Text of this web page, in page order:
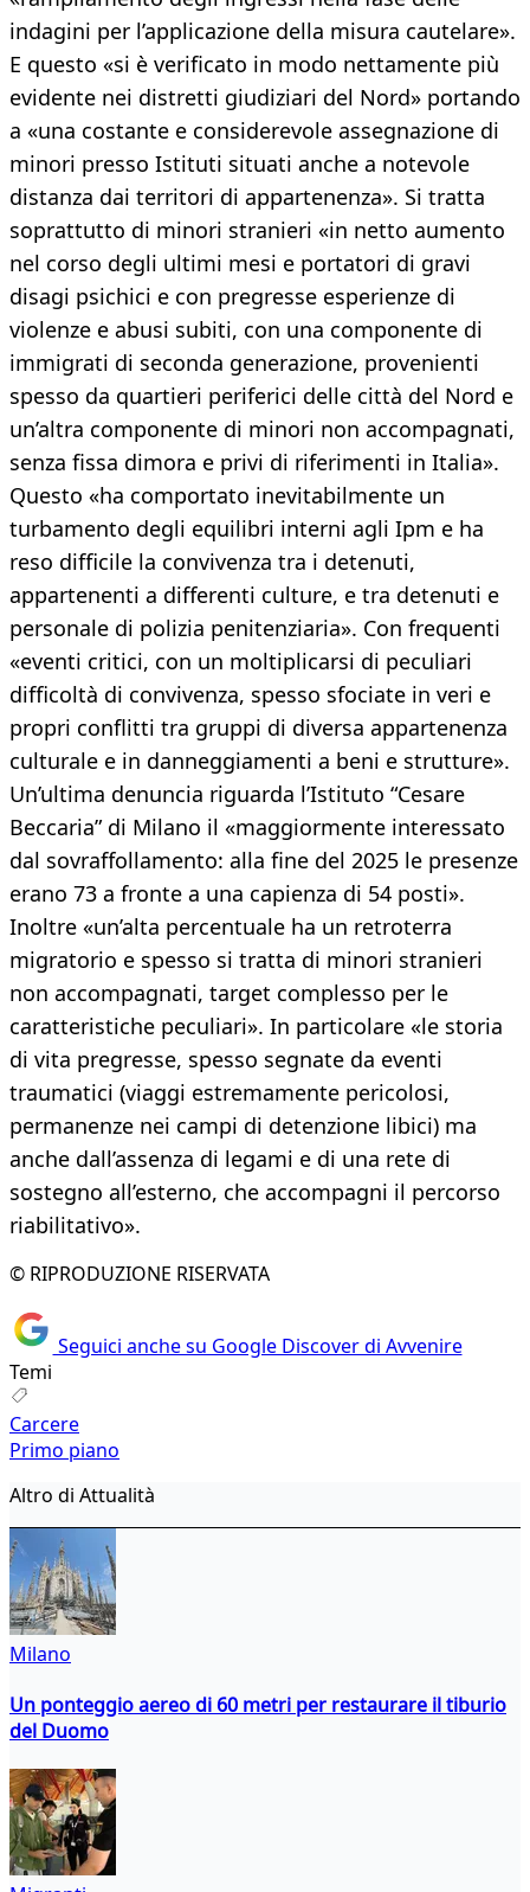
indagini per l’applicazione della misura cautelare».
E questo «si è verificato in modo nettamente più
evidente nei distretti giudiziari del Nord» portando
a «una costante e considerevole assegnazione di
minori presso Istituti situati anche a notevole
distanza dai territori di appartenenza». Si tratta
soprattutto di minori stranieri «in netto aumento
nel corso degli ultimi mesi e portatori di gravi
disagi psichici e con pregresse esperienze di
violenze e abusi subiti, con una componente di
immigrati di seconda generazione, provenienti
spesso da quartieri periferici delle città del Nord e
un’altra componente di minori non accompagnati,
senza fissa dimora e privi di riferimenti in Italia».
Questo «ha comportato inevitabilmente un
turbamento degli equilibri interni agli Ipm e ha
reso difficile la convivenza tra i detenuti,
appartenenti a differenti culture, e tra detenuti e
personale di polizia penitenziaria». Con frequenti
«eventi critici, con un moltiplicarsi di peculiari
difficoltà di convivenza, spesso sfociate in veri e
propri conflitti tra gruppi di diversa appartenenza
culturale e in danneggiamenti a beni e strutture».
Un’ultima denuncia riguarda l’Istituto “Cesare
Beccaria” di Milano il «maggiormente interessato
dal sovraffollamento: alla fine del 2025 le presenze
erano 73 a fronte a una capienza di 54 posti».
Inoltre «un’alta percentuale ha un retroterra
migratorio e spesso si tratta di minori stranieri
non accompagnati, target complesso per le
caratteristiche peculiari». In particolare «le storia
di vita pregresse, spesso segnate da eventi
traumatici (viaggi estremamente pericolosi,
permanenze nei campi di detenzione libici) ma
anche dall’assenza di legami e di una rete di
sostegno all’esterno, che accompagni il percorso
riabilitativo».
© RIPRODUZIONE RISERVATA
Seguici anche su Google Discover di Avvenire
Temi
Carcere
Primo piano
Altro di Attualità
Milano
Un ponteggio aereo di 60 metri per restaurare il tiburio
del Duomo